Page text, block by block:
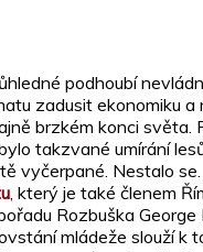
podhoubí
zadusit ekonomiku
brzkém konci
takzvané umírání
Nestalo
, který je také členem
Rozbuška
mládeže slouží